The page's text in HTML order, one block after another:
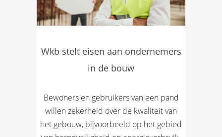
Wkb stelt eisen aan ondernemers
in de bouw
Bewoners en gebruikers van een pand
willen zekerheid over de kwaliteit van
het gebouw, bijvoorbeeld op het gebied